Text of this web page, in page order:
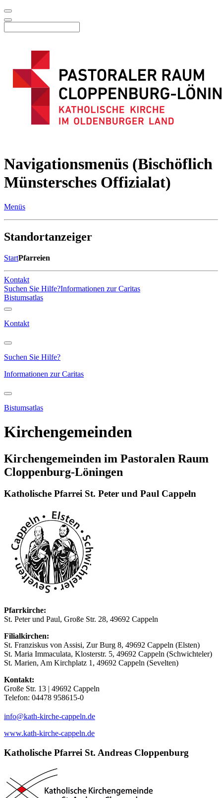
Navigationsmenüs (Bischöflich
Münstersches Offizialat)
Menüs
Standortanzeiger
StartPfarreien
Kontakt
Suchen Sie Hilfe?Informationen zur Caritas
Bistumsatlas
Kontakt
Suchen Sie Hilfe?
Informationen zur Caritas
Bistumsatlas
Kirchengemeinden
Kirchengemeinden im Pastoralen Raum
Cloppenburg-Löningen
Katholische Pfarrei St. Peter und Paul Cappeln
Pfarrkirche:
St. Peter und Paul, Große Str. 28, 49692 Cappeln
Filialkirchen:
St. Franziskus von Assisi, Zur Burg 8, 49692 Cappeln (Elsten)
St. Maria Immaculata, Klosterstr. 5, 49692 Cappeln (Schwichteler)
St. Marien, Am Kirchplatz 1, 49692 Cappeln (Sevelten)
Kontakt:
Große Str. 13 | 49692 Cappeln
Telefon: 04478 958615-0
info (at)
kath-kirche-cappeln.de
www.kath-kirche-cappeln.de
Katholische Pfarrei St. Andreas Cloppenburg